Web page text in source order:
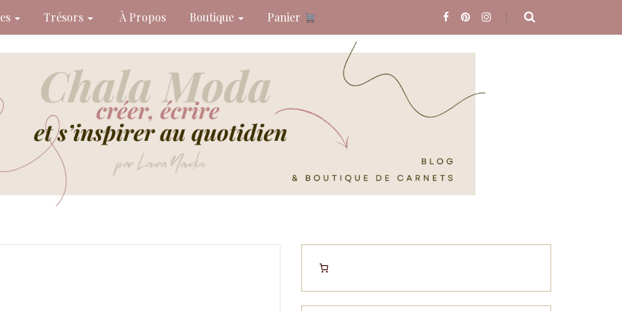
Trésors À Propos Boutique Panier